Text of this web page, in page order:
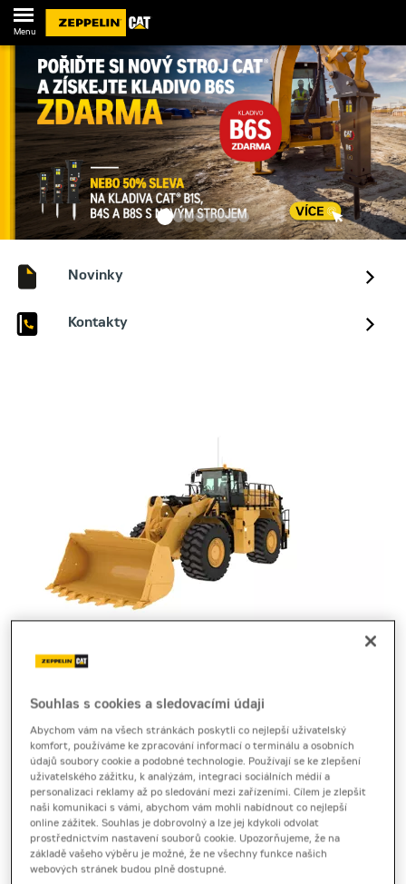
Menu
Novinky
Kontakty
Produktový list [0,6 MB] Brožura [2,1 MB]
Technický list [11,4 MB]
Kolový nakladač Cat 988 nabízí vysokou produktivitu,
silný tah a spolehlivou robustní konstrukci pro
náročné průmyslové nasazení.
Souhlas s cookies a sledovacími údaji
Abychom vám na všech stránkách poskytli co nejlepší uživatelský
komfort, používáme ke zpracování informací o terminálu a osobních
údajů soubory cookie a podobné technologie. Používají se ke zlepšení
uživatelského zážitku, k analýzám, integraci sociálních médií a
personalizaci reklamy až po sledování mezi zařízeními. Cílem je zlepšit
naši komunikaci s vámi, abychom vám mohli nabídnout co nejlepší
online zážitek. Souhlas je dobrovolný a lze jej kdykoli odvolat
prostřednictvím nastavení souborů cookie. Upozorňujeme, že na
základě vašeho výběru je možné, že ne všechny funkce našich
webových stránek budou plně dostupné.